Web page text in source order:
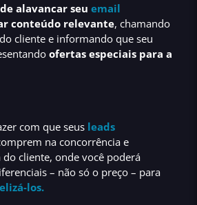
alavancar seu email
conteúdo relevante, chamando
cliente e informando que seu
ofertas especiais para a
com que seus leads
na concorrência e
cliente, onde você poderá
– não só o preço – para
los.